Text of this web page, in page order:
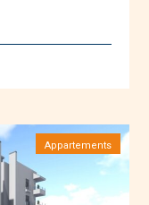
Appartements